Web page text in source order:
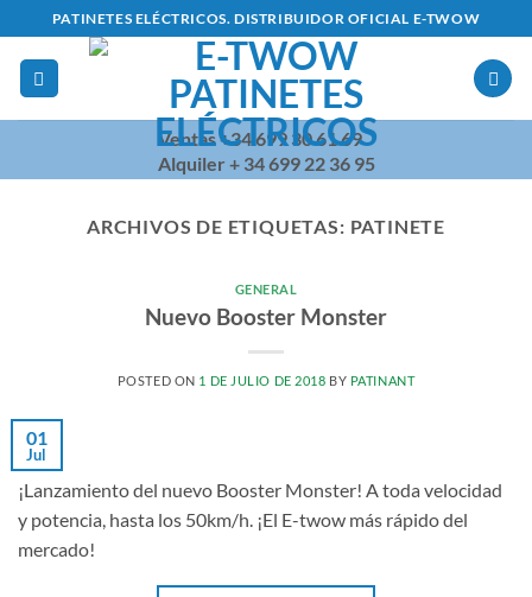
al
contenido
PATINETES ELÉCTRICOS. DISTRIBUIDOR OFICIAL E-TWOW
Ventas +34 699 30 61 69
Alquiler + 34 699 22 36 95
ARCHIVOS DE ETIQUETAS: PATINETE
GENERAL
Nuevo Booster Monster
POSTED ON 1 DE JULIO DE 2018 BY PATINANT
01
Jul
¡Lanzamiento del nuevo Booster Monster! A toda velocidad
y potencia, hasta los 50km/h. ¡El E-twow más rápido del
mercado!